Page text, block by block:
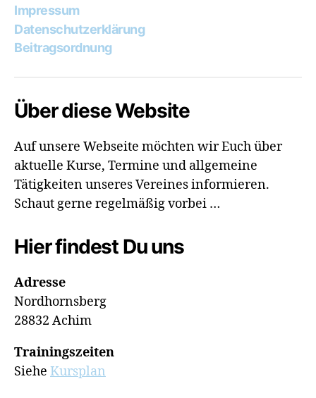
Impressum
Datenschutzerklärung
Beitragsordnung
Über diese Website
Auf unsere Webseite möchten wir Euch über
aktuelle Kurse, Termine und allgemeine
Tätigkeiten unseres Vereines informieren.
Schaut gerne regelmäßig vorbei …
Hier findest Du uns
Adresse
Nordhornsberg
28832 Achim
Trainingszeiten
Siehe Kursplan